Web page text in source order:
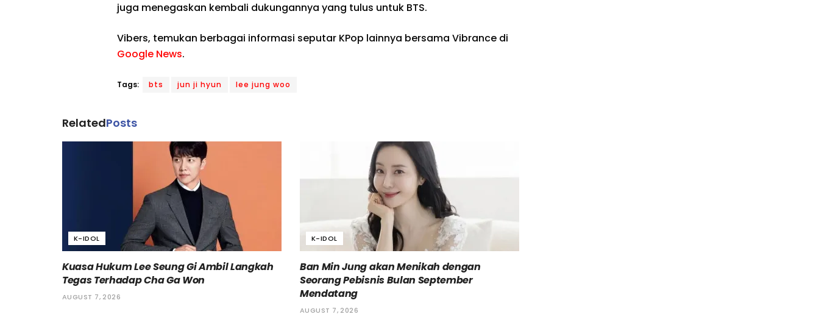
juga menegaskan kembali dukungannya yang tulus untuk BTS.
Vibers, temukan berbagai informasi seputar KPop lainnya bersama Vibrance di
Google News.
Tags: bts jun ji hyun lee jung woo
RelatedPosts
K-IDOL
Kuasa Hukum Lee Seung Gi Ambil Langkah
Tegas Terhadap Cha Ga Won
AUGUST 7, 2026
K-IDOL
Ban Min Jung akan Menikah dengan
Seorang Pebisnis Bulan September
Mendatang
AUGUST 7, 2026